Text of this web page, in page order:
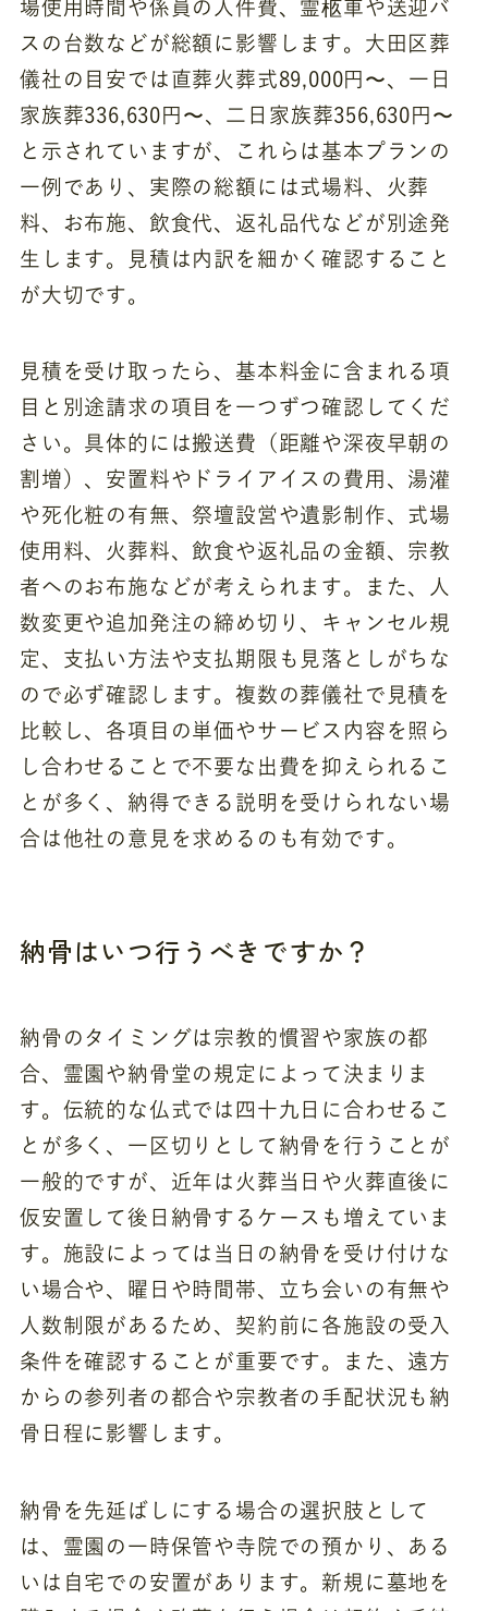
場使用時間や係員の人件費、霊柩車や送迎バ
スの台数などが総額に影響します。大田区葬
儀社の目安では直葬火葬式89,000円〜、一日
家族葬336,630円〜、二日家族葬356,630円〜
と示されていますが、これらは基本プランの
一例であり、実際の総額には式場料、火葬
料、お布施、飲食代、返礼品代などが別途発
生します。見積は内訳を細かく確認すること
が大切です。
見積を受け取ったら、基本料金に含まれる項
目と別途請求の項目を一つずつ確認してくだ
さい。具体的には搬送費（距離や深夜早朝の
割増）、安置料やドライアイスの費用、湯灌
や死化粧の有無、祭壇設営や遺影制作、式場
使用料、火葬料、飲食や返礼品の金額、宗教
者へのお布施などが考えられます。また、人
数変更や追加発注の締め切り、キャンセル規
定、支払い方法や支払期限も見落としがちな
ので必ず確認します。複数の葬儀社で見積を
比較し、各項目の単価やサービス内容を照ら
し合わせることで不要な出費を抑えられるこ
とが多く、納得できる説明を受けられない場
合は他社の意見を求めるのも有効です。
納骨はいつ行うべきですか？
納骨のタイミングは宗教的慣習や家族の都
合、霊園や納骨堂の規定によって決まりま
す。伝統的な仏式では四十九日に合わせるこ
とが多く、一区切りとして納骨を行うことが
一般的ですが、近年は火葬当日や火葬直後に
仮安置して後日納骨するケースも増えていま
す。施設によっては当日の納骨を受け付けな
い場合や、曜日や時間帯、立ち会いの有無や
人数制限があるため、契約前に各施設の受入
条件を確認することが重要です。また、遠方
からの参列者の都合や宗教者の手配状況も納
骨日程に影響します。
納骨を先延ばしにする場合の選択肢として
は、霊園の一時保管や寺院での預かり、ある
いは自宅での安置があります。新規に墓地を